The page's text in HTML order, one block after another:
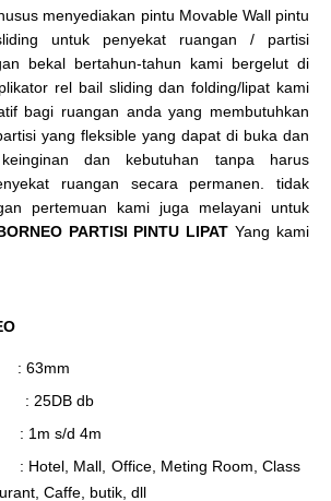
menyediakan pintu Movable Wall pintu
untuk penyekat ruangan / partisi
bekal bertahun-tahun kami bergelut di
rel bail sliding dan folding/lipat kami
bagi ruangan anda yang membutuhkan
yang fleksible yang dapat di buka dan
dan kebutuhan tanpa harus
ruangan secara permanen. tidak
pertemuan kami juga melayani untuk
PARTISI PINTU LIPAT Yang kami
63mm
: 25DB db
: 1m s/d 4m
Mall, Office, Meting Room, Class
Caffe, butik, dll